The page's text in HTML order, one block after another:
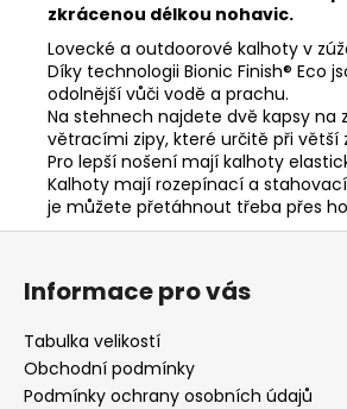
zkrácenou délkou nohavic.
Lovecké a outdoorové kalhoty v
Díky technologii Bionic Finish® Eco
odolnější vůči vodě a prachu.
Na stehnech najdete dvě kapsy na
větracími zipy, které určitě při větší
Pro lepší nošení mají kalhoty
Kalhoty mají rozepínací a
je můžete přetáhnout třeba přes
Z
Informace pro vás
Tabulka velikostí
Obchodní podmínky
Podmínky ochrany osobních údajů